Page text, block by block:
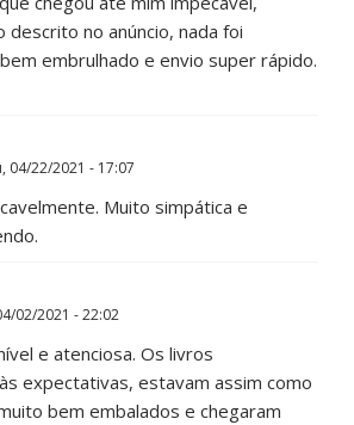
no anúncio, nada foi
embrulhado e envio super rápido.
04/22/2021 - 17:07
Muito simpática e
02/2021 - 22:02
e atenciosa. Os livros
expectativas, estavam assim como
bem embalados e chegaram